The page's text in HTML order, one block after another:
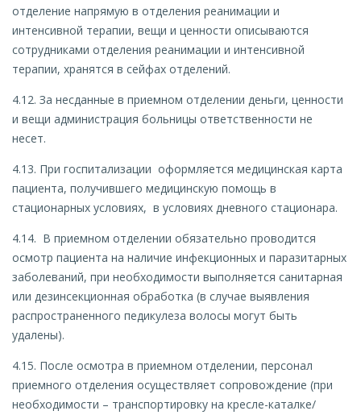
отделение напрямую в отделения реанимации и
интенсивной терапии, вещи и ценности описываются
сотрудниками отделения реанимации и интенсивной
терапии, хранятся в сейфах отделений.
4.12. За несданные в приемном отделении деньги, ценности
и вещи администрация больницы ответственности не
несет.
4.13. При госпитализации оформляется медицинская карта
пациента, получившего медицинскую помощь в
стационарных условиях, в условиях дневного стационара.
4.14. В приемном отделении обязательно проводится
осмотр пациента на наличие инфекционных и паразитарных
заболеваний, при необходимости выполняется санитарная
или дезинсекционная обработка (в случае выявления
распространенного педикулеза волосы могут быть
удалены).
4.15. После осмотра в приемном отделении, персонал
приемного отделения осуществляет сопровождение (при
необходимости – транспортировку на кресле-каталке/